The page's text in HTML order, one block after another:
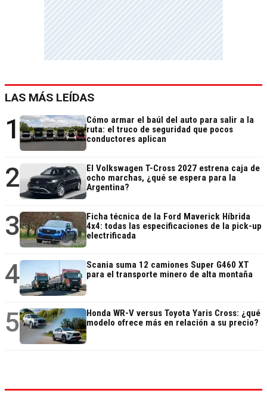
LAS MÁS LEÍDAS
1
Cómo armar el baúl del auto para salir a la
ruta: el truco de seguridad que pocos
conductores aplican
2
El Volkswagen T-Cross 2027 estrena caja de
ocho marchas, ¿qué se espera para la
Argentina?
3
Ficha técnica de la Ford Maverick Híbrida
4x4: todas las especificaciones de la pick-up
electrificada
4
Scania suma 12 camiones Super G460 XT
para el transporte minero de alta montaña
5
Honda WR-V versus Toyota Yaris Cross: ¿qué
modelo ofrece más en relación a su precio?